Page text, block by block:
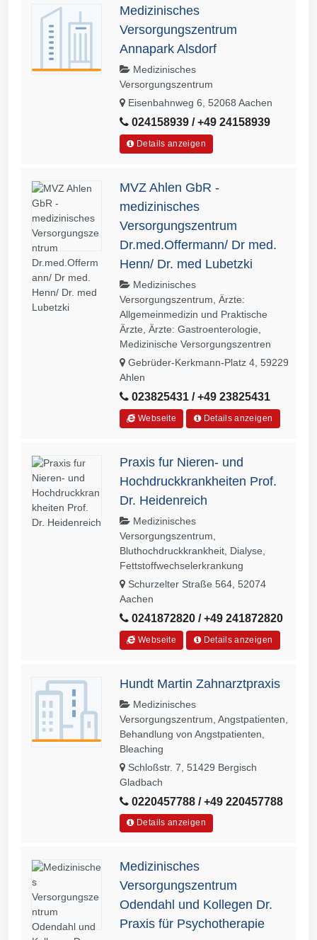
Medizinisches
Versorgungszentrum
Annapark Alsdorf
Medizinisches
Versorgungszentrum
Eisenbahnweg 6, 52068 Aachen
024158939 / +49 24158939
Details anzeigen
MVZ Ahlen GbR -
medizinisches
Versorgungszentrum
Dr.med.Offermann/ Dr med.
Henn/ Dr. med Lubetzki
Medizinisches
Versorgungszentrum, Ärzte:
Allgemeinmedizin und Praktische
Ärzte, Ärzte: Gastroenterologie,
Medizinische Versorgungszentren
Gebrüder-Kerkmann-Platz 4, 59229
Ahlen
023825431 / +49 23825431
Webseite Details anzeigen
Praxis fur Nieren- und
Hochdruckkrankheiten Prof.
Dr. Heidenreich
Medizinisches
Versorgungszentrum,
Bluthochdruckkrankheit, Dialyse,
Fettstoffwechselerkrankung
Schurzelter Straße 564, 52074
Aachen
0241872820 / +49 241872820
Webseite Details anzeigen
Hundt Martin Zahnarztpraxis
Medizinisches
Versorgungszentrum, Angstpatienten,
Behandlung von Angstpatienten,
Bleaching
Schloßstr. 7, 51429 Bergisch
Gladbach
0220457788 / +49 220457788
Details anzeigen
Medizinisches
Versorgungszentrum
Odendahl und Kollegen Dr.
Praxis für Psychotherapie